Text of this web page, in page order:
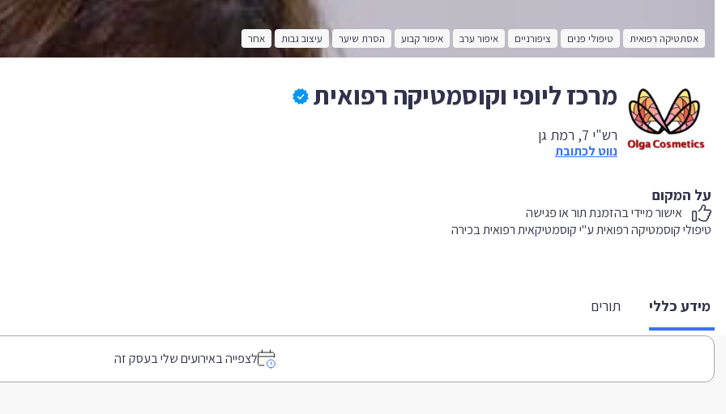
אסתטיקה רפואית טיפולי פנים ציפורניים איפור ערב איפור קבוע הסרת שיער עיצוב גבות אחר
מרכז ליופי וקוסמטיקה רפואית
רש"י 7, רמת גן
נווט לכתובת
על המקום
אישור מיידי בהזמנת תור או פגישה
טיפולי קוסמטיקה רפואית ע"י קוסמטיקאית רפואית בכירה
מידע כללי תורים
לצפייה באירועים שלי בעסק זה